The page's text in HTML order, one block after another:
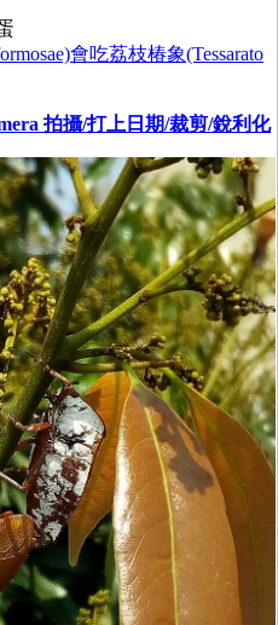
會吃荔枝椿象(Tessarato
拍攝/打上日期/裁剪/銳利化